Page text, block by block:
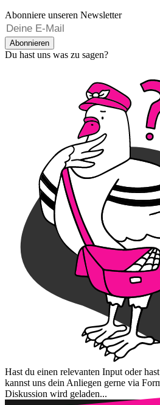
Abonniere unseren Newsletter
Abonnieren
Du hast uns was zu sagen?
Hast du einen relevanten Input oder
kannst uns dein Anliegen gerne via
Diskussion wird geladen...